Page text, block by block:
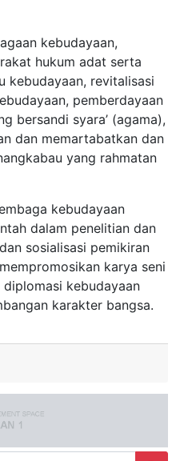
kebudayaan,
hukum adat serta
kebudayaan, revitalisasi
pemberdayaan
bersandi syara’ (agama),
dan memartabatkan dan
yang rahmatan
kebudayaan
dalam penelitian dan
sosialisasi pemikiran
karya seni
kebudayaan
karakter bangsa.